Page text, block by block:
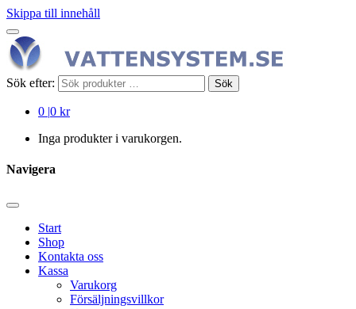
Skippa till innehåll
Sök efter: Sök
0 |0 kr
Inga produkter i varukorgen.
Navigera
Start
Shop
Kontakta oss
Kassa
Varukorg
Försäljningsvillkor